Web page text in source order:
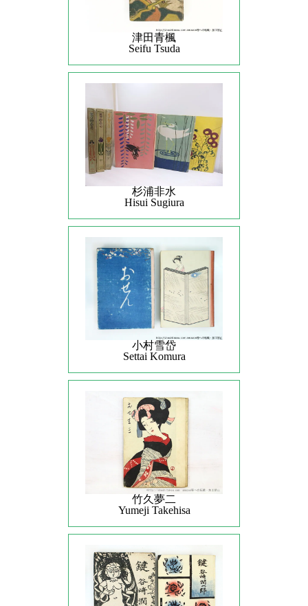
津田青楓
Seifu Tsuda
杉浦非水
Hisui Sugiura
小村雪岱
Settai Komura
竹久夢二
Yumeji Takehisa